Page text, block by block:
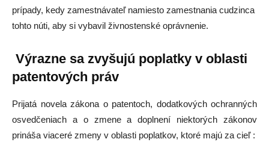
prípady, kedy zamestnávateľ namiesto zamestnania cudzinca
tohto núti, aby si vybavil živnostenské oprávnenie.
Výrazne sa zvyšujú poplatky v oblasti
patentových práv
Prijatá novela zákona o patentoch, dodatkových ochranných
osvedčeniach a o zmene a doplnení niektorých zákonov
prináša viaceré zmeny v oblasti poplatkov, ktoré majú za cieľ :